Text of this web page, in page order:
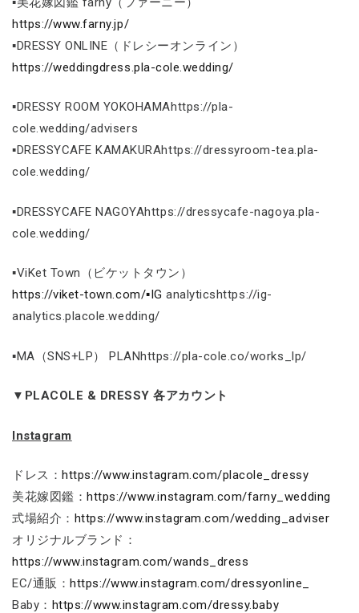
https://www.farny.jp/
▪DRESSY ONLINE（ドレシーオンライン）
https://weddingdress.pla-cole.wedding/
▪DRESSY ROOM YOKOHAMAhttps://pla-
cole.wedding/advisers
▪DRESSYCAFE KAMAKURAhttps://dressyroom-tea.pla-
cole.wedding/
▪DRESSYCAFE NAGOYAhttps://dressycafe-nagoya.pla-
cole.wedding/
▪ViKet Town（ビケットタウン）
https://viket-town.com/▪IG analyticshttps://ig-
analytics.placole.wedding/
▪MA（SNS+LP） PLANhttps://pla-cole.co/works_lp/
▼PLACOLE & DRESSY 各アカウント
Instagram
ドレス：https://www.instagram.com/placole_dressy
美花嫁図鑑：https://www.instagram.com/farny_wedding
式場紹介： https://www.instagram.com/wedding_adviser
オリジナルブランド：
https://www.instagram.com/wands_dress
EC/通販：https://www.instagram.com/dressyonline_
Baby： https://www.instagram.com/dressy.baby